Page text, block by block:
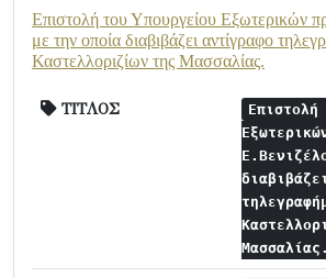
Επιστολή του Υπουργείου Εξωτερικών
με την οποία διαβιβάζει αντίγραφο
Καστελλοριζίων της Μασσαλίας.
ΤΙΤΛΟΣ